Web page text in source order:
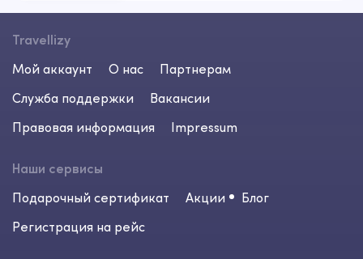
Travellizy
Мой аккаунт
О нас
Партнерам
Служба поддержки
Вакансии
Правовая информация
Impressum
Наши сервисы
Подарочный сертификат
Акции
Блог
Регистрация на рейс